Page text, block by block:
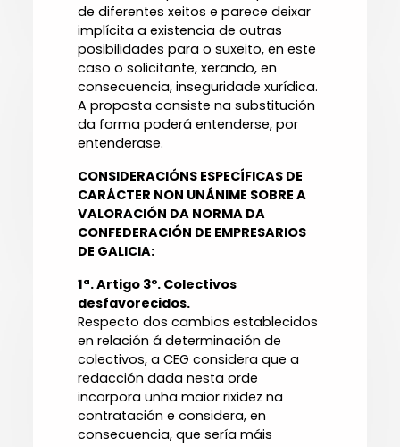
de diferentes xeitos e parece deixar
implícita a existencia de outras
posibilidades para o suxeito, en este
caso o solicitante, xerando, en
consecuencia, inseguridade xurídica.
A proposta consiste na substitución
da forma poderá entenderse, por
entenderase.
CONSIDERACIÓNS ESPECÍFICAS DE
CARÁCTER NON UNÁNIME SOBRE A
VALORACIÓN DA NORMA DA
CONFEDERACIÓN DE EMPRESARIOS
DE GALICIA:
1ª. Artigo 3º. Colectivos
desfavorecidos.
Respecto dos cambios establecidos
en relación á determinación de
colectivos, a CEG considera que a
redacción dada nesta orde
incorpora unha maior rixidez na
contratación e considera, en
consecuencia, que sería máis